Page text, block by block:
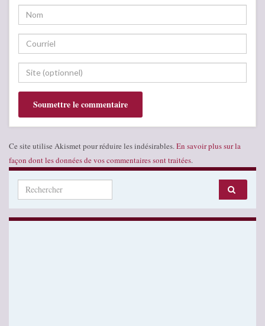
Ce site utilise Akismet pour réduire les indésirables. En savoir plus sur la
façon dont les données de vos commentaires sont traitées.
Search for: